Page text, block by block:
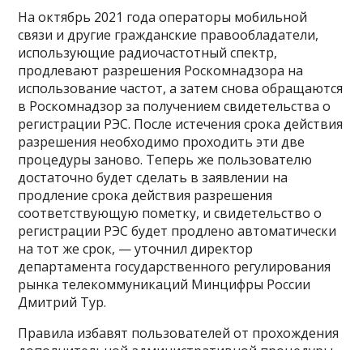
На октябрь 2021 года операторы мобильной
связи и другие гражданские правообладатели,
использующие радиочастотный спектр,
продлевают разрешения Роскомнадзора на
использование частот, а затем снова обращаются
в Роскомнадзор за получением свидетельства о
регистрации РЭС. После истечения срока действия
разрешения необходимо проходить эти две
процедуры заново. Теперь же пользователю
достаточно будет сделать в заявлении на
продление срока действия разрешения
соответствующую пометку, и свидетельство о
регистрации РЭС будет продлено автоматически
на тот же срок, — уточнил директор
департамента государственного регулирования
рынка телекоммуникаций Минцифры России
Дмитрий Тур.
Правила избавят пользователей от прохождения